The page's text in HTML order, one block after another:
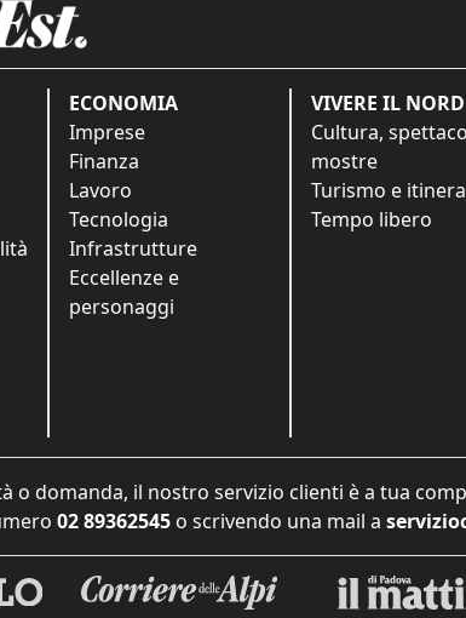
ECONOMIA
Imprese
Finanza
Lavoro
Tecnologia
Infrastrutture
Eccellenze e
personaggi
VIVERE IL NORD
Cultura,
mostre
Turismo e
Tempo libero
o domanda, il nostro servizio clienti è a tua
02 89362545 o scrivendo una mail a